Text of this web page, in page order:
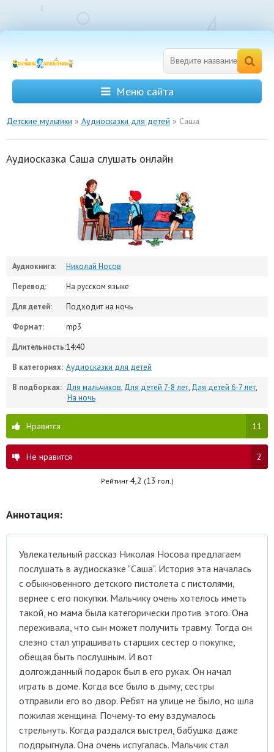
Меню сайта
Детские мультики » Аудиосказки для детей » Саша
Аудиосказка Саша слушать онлайн
Аудиокнига:
Николай Носов
Перевод:
На русском языке
Для детей:
Подходит на ночь
Формат:
mp3
Длительность:14:40
В категориях: Аудиосказки для детей
В подборках: Для мальчиков, Для детей 7-8 лет, Для детей 6-7 лет,
На ночь
Нравится 11
Не нравится 2
Рейтинг 4,2 (13 гол.)
Аннотация:
Увлекательный рассказ Николая Носова предлагаем
послушать в аудиосказке "Саша". История эта началась
с обыкновенного детского пистолета с пистолями,
вернее с его покупки. Мальчику очень хотелось иметь
такой, но мама была категорически против этого. Она
переживала, что сын может получить травму. Тогда он
слезно стал упрашивать старших сестер о покупке,
обещая быть послушным. И вот
долгожданный подарок был в его руках. Он начал
играть в доме. Когда все было в дыму, сестры
отправили его во двор. Ребят на улице не было, но шла
пожилая женщина. Почему-то ему вздумалось
стрельнуть. Когда раздался выстрел, бабушка даже
подпрыгнула. Она очень испугалась. Мальчик стал